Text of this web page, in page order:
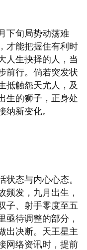
下旬局势动荡难
才能把握住有利时
人生抉择的人，当
前行。倘若突发状
抵触怨天尤人，及
生的狮子，正身处
纳新变化。
态与内心心态。
频发，九月出生，
子、射手零度至五
亟待调整的部分，
出决断。天王星主
网络资讯时，提前